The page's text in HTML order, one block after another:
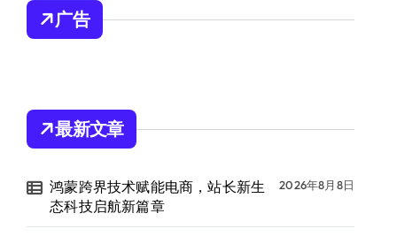
广告
最新文章
鸿蒙跨界技术赋能电商，站长新生
态科技启航新篇章
2026年8月8日